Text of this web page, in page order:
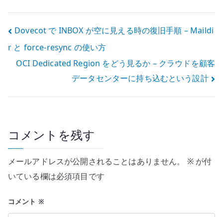
明書チェーンの
を確認する
投
稿
ナ
ビ
ー
シ
ョ
ン
Dovecot で INBOX が空に見える時の復旧手順 – Maildi
r と force-resync の使い方
OCI Dedicated Region をどう見るか – クラウドを顧客
データセンターに持ち込むという設計
コメントを残す
メールアドレスが公開されることはありません。 ※が付
いている欄は必須項目です
コメント ※